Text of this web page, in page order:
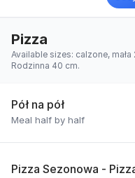
Pizza
Available sizes: calzone,
Rodzinna 40 cm.
Pół na pół
Meal half by half
Pizza Sezonowa -